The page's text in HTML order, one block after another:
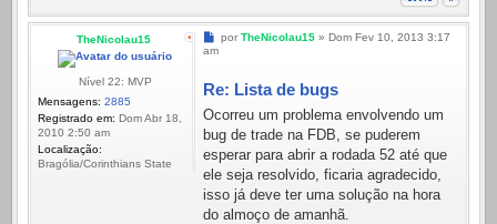
TheNicolau15
Nível 22: MVP
Mensagens: 2885
Registrado em: Dom Abr 18,
2010 2:50 am
Localização:
Bragólia/Corinthians State
Mensagem
por TheNicolau15» Dom Fev 10, 2013 3:17
am
Re: Lista de bugs
Ocorreu um problema envolvendo um
bug de trade na FDB, se puderem
esperar para abrir a rodada 52 até que
ele seja resolvido, ficaria agradecido,
isso já deve ter uma solução na hora
do almoço de amanhã.